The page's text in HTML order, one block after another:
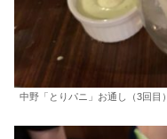
中野「とりパニ」お通し（3回目）